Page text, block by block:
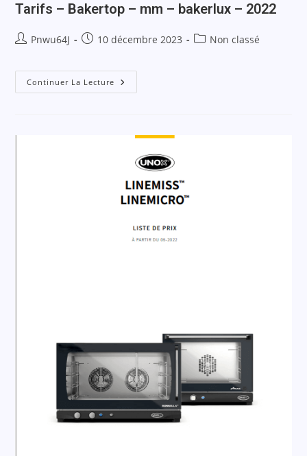
Tarifs – Bakertop – mm – bakerlux – 2022
Pnwu64J 10 décembre 2023 Non classé
Continuer La Lecture